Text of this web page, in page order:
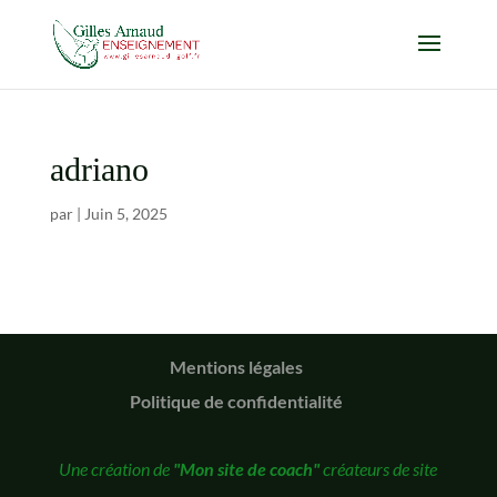
adriano
par | Juin 5, 2025
Mentions légales
Politique de confidentialité
Une création de "Mon site de coach"créateurs de site